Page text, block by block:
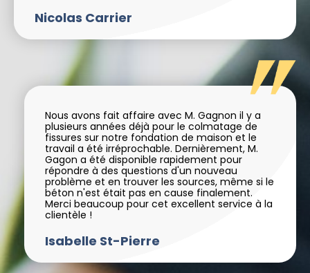
Nicolas Carrier
Nous avons fait affaire avec M. Gagnon il y a
plusieurs années déjà pour le colmatage de
fissures sur notre fondation de maison et le
travail a été irréprochable. Dernièrement, M.
Gagon a été disponible rapidement pour
répondre à des questions d'un nouveau
problème et en trouver les sources, même si le
béton n'est était pas en cause finalement.
Merci beaucoup pour cet excellent service à la
clientèle !
Isabelle St-Pierre